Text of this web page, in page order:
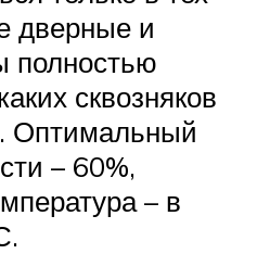
дверные и
полностью
сквозняков
Оптимальный
– 60%,
– в